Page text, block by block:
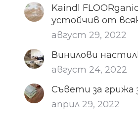
Kaindl
устойчив от
август 29, 2022
Винилови
август 24, 2022
Съвети за грижа
април 29, 2022